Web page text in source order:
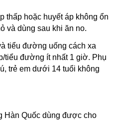
thấp hoặc huyết áp không ổn
và dùng sau khi ăn no.
tiểu đường uống cách xa
tiểu đường ít nhất 1 giờ. Phụ
trẻ em dưới 14 tuổi không
Hàn Quốc dùng được cho